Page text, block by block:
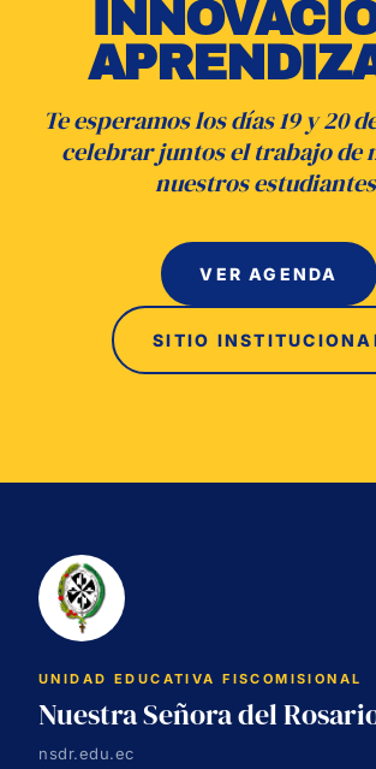
Te esperamos los días 19 y 20
celebrar juntos el trabajo de
nuestros
VER AGENDA
SITIO
UNIDAD EDUCATIVA FISCOMISIONAL
Nuestra Señora del
nsdr.edu.ec